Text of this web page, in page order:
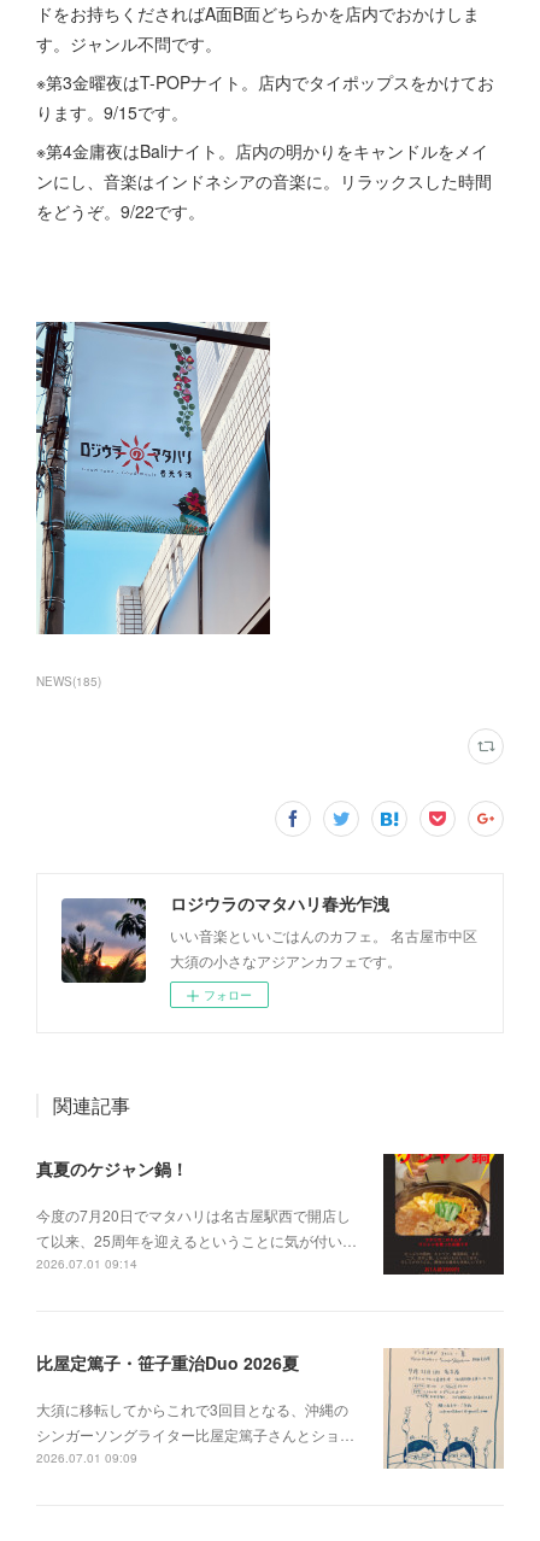
ドをお持ちくださればA面B面どちらかを店内でおかけしま
す。ジャンル不問です。
※第3金曜夜はT-POPナイト。店内でタイポップスをかけてお
ります。9/15です。
※第4金庸夜はBaliナイト。店内の明かりをキャンドルをメイ
ンにし、音楽はインドネシアの音楽に。リラックスした時間
をどうぞ。9/22です。
NEWS(185)
ロジウラのマタハリ春光乍洩
いい音楽といいごはんのカフェ。 名古屋市中区
大須の小さなアジアンカフェです。
フォロー
関連記事
真夏のケジャン鍋！
今度の7月20日でマタハリは名古屋駅西で開店し
て以来、25周年を迎えるということに気が付い…
2026.07.01 09:14
比屋定篤子・笹子重治Duo 2026夏
大須に移転してからこれで3回目となる、沖縄の
シンガーソングライター比屋定篤子さんとショ…
2026.07.01 09:09